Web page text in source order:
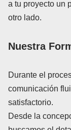
a tu proyecto un
otro lado.
Nuestra
Durante el
comunicación
satisfactorio.
Desde la